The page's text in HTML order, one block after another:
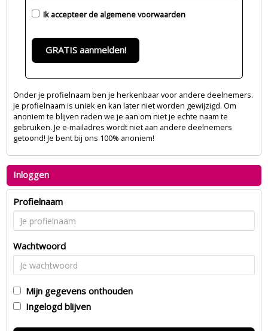
Ik accepteer de algemene voorwaarden
GRATIS aanmelden!
Onder je profielnaam ben je herkenbaar voor andere deelnemers.
Je profielnaam is uniek en kan later niet worden gewijzigd. Om
anoniem te blijven raden we je aan om niet je echte naam te
gebruiken. Je e-mailadres wordt niet aan andere deelnemers
getoond! Je bent bij ons 100% anoniem!
Inloggen
Profielnaam
Wachtwoord
Mijn gegevens onthouden
Ingelogd blijven